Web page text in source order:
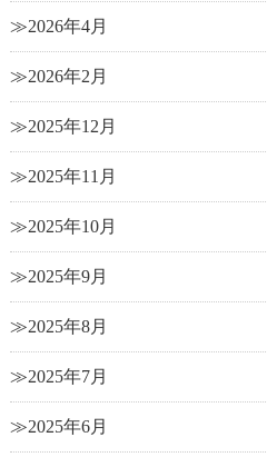
2026年4月
2026年2月
2025年12月
2025年11月
2025年10月
2025年9月
2025年8月
2025年7月
2025年6月